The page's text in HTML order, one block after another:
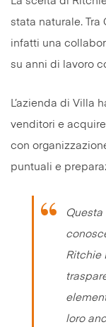
stata naturale. Tra
infatti una
su anni di lavoro
L’azienda di Villa
venditori e
con
puntuali e
Ritchie
loro